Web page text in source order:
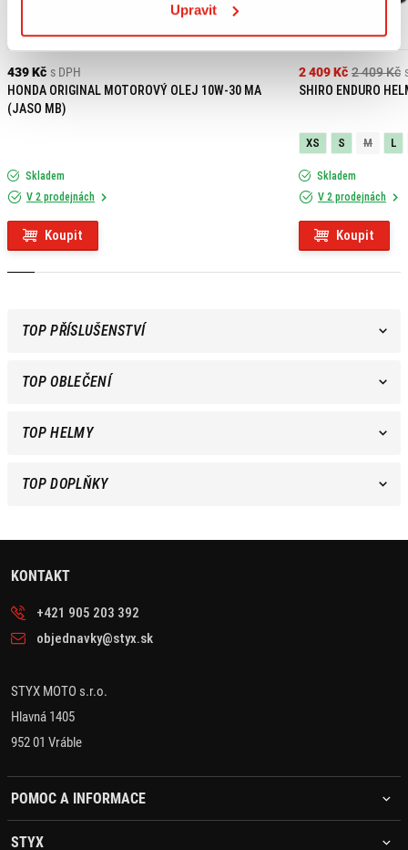
Upravit
439 Kč s DPH
HONDA ORIGINAL MOTOROVÝ OLEJ 10W-30 MA
(JASO MB)
Skladem
V 2 prodejnách
Koupit
Výpredaj
2 409 Kč
2 409 Kč
SHIRO ENDURO
XS S M L
Skladem
V 2 prodejnách
Koupit
TOP PŘÍSLUŠENSTVÍ
TOP OBLEČENÍ
TOP HELMY
TOP DOPLŇKY
KONTAKT
+421 905 203 392
objednavky@styx.sk
STYX MOTO s.r.o.
Hlavná 1405
952 01 Vráble
POMOC A INFORMACE
STYX